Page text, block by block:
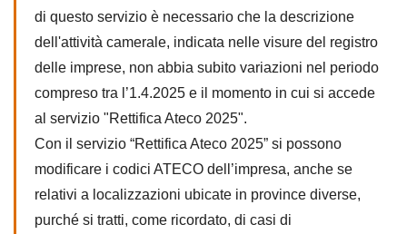
di questo servizio è necessario che la descrizione
dell'attività camerale, indicata nelle visure del registro
delle imprese, non abbia subito variazioni nel periodo
compreso tra l’1.4.2025 e il momento in cui si accede
al servizio "Rettifica Ateco 2025".
Con il servizio “Rettifica Ateco 2025” si possono
modificare i codici ATECO dell’impresa, anche se
relativi a localizzazioni ubicate in province diverse,
purché si tratti, come ricordato, di casi di